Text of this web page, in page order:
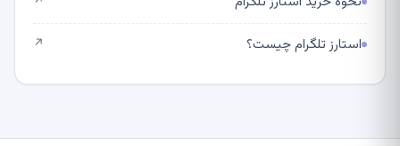
استارز تلگرام چیست؟ ↗